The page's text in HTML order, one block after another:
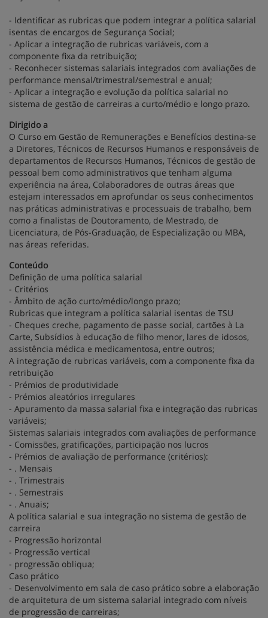
- Identificar as rubricas que podem integrar a política salarial
isentas de encargos de Segurança Social;
- Aplicar a integração de rubricas variáveis, com a
componente fixa da retribuição;
- Reconhecer sistemas salariais integrados com avaliações de
performance mensal/trimestral/semestral e anual;
- Aplicar a integração e evolução da política salarial no
sistema de gestão de carreiras a curto/médio e longo prazo.
Dirigido a
O Curso em Gestão de Remunerações e Benefícios destina-se
a Diretores, Técnicos de Recursos Humanos e responsáveis de
departamentos de Recursos Humanos, Técnicos de gestão de
pessoal bem como administrativos que tenham alguma
experiência na área, Colaboradores de outras áreas que
estejam interessados em aprofundar os seus conhecimentos
nas práticas administrativas e processuais de trabalho, bem
como a finalistas de Doutoramento, de Mestrado, de
Licenciatura, de Pós-Graduação, de Especialização ou MBA,
nas áreas referidas.
Conteúdo
Definição de uma política salarial
- Critérios
- Âmbito de ação curto/médio/longo prazo;
Rubricas que integram a política salarial isentas de TSU
- Cheques creche, pagamento de passe social, cartões à La
Carte, Subsídios à educação de filho menor, lares de idosos,
assistência médica e medicamentosa, entre outros;
A integração de rubricas variáveis, com a componente fixa da
retribuição
- Prémios de produtividade
- Prémios aleatórios irregulares
- Apuramento da massa salarial fixa e integração das rubricas
variáveis;
Sistemas salariais integrados com avaliações de performance
- Comissões, gratificações, participação nos lucros
- Prémios de avaliação de performance (critérios):
- . Mensais
- . Trimestrais
- . Semestrais
- . Anuais;
A política salarial e sua integração no sistema de gestão de
carreira
- Progressão horizontal
- Progressão vertical
- progressão obliqua;
Caso prático
- Desenvolvimento em sala de caso prático sobre a elaboração
de arquitetura de um sistema salarial integrado com níveis
de progressão de carreiras;